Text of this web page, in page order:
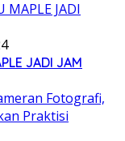
JADI JAM